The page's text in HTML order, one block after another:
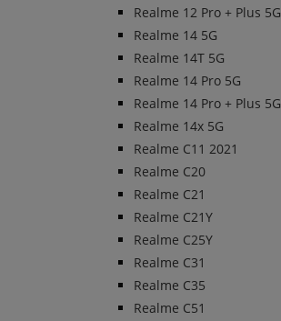
Realme 12 Pro + Plus 5G
Realme 14 5G
Realme 14T 5G
Realme 14 Pro 5G
Realme 14 Pro + Plus 5G
Realme 14x 5G
Realme C11 2021
Realme C20
Realme C21
Realme C21Y
Realme C25Y
Realme C31
Realme C35
Realme C51